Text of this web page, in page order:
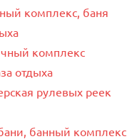
комплекс, баня
комплекс
отдыха
рулевых реек
банный комплекс